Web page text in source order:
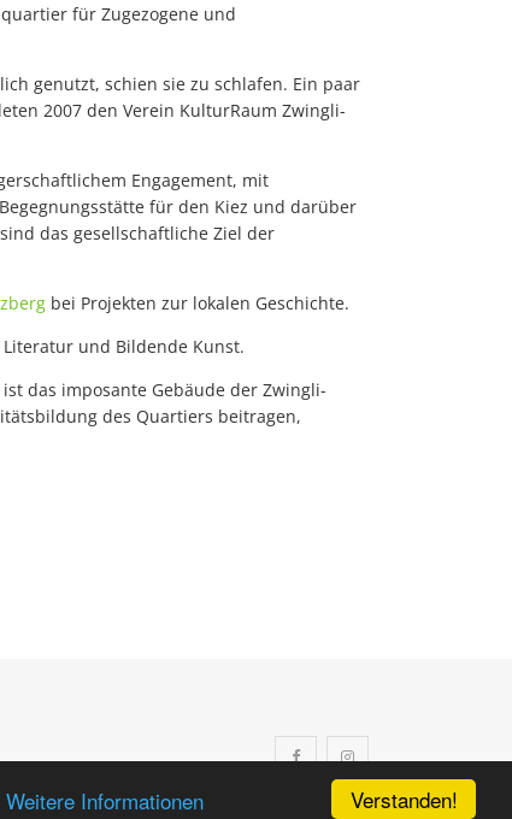
Verstanden!
Weitere Informationen
für Zugezogene und
genutzt, schien sie zu schlafen. Ein paar
2007 den Verein KulturRaum Zwingli-
Engagement, mit
für den Kiez und darüber
das gesellschaftliche Ziel der
bei Projekten zur lokalen Geschichte.
und Bildende Kunst.
das imposante Gebäude der Zwingli-
des Quartiers beitragen,